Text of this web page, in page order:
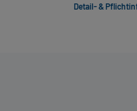
Detail- &